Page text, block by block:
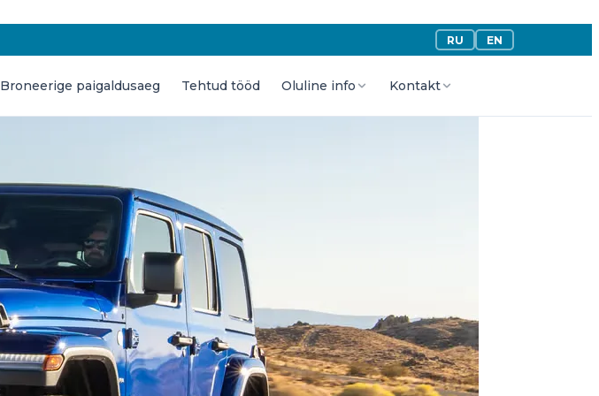
RU EN
Broneerige paigaldusaeg Tehtud tööd Oluline info Kontakt